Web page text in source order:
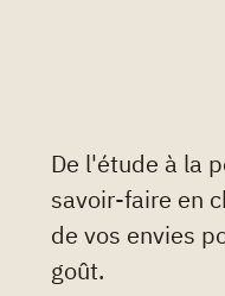
De l'étude à la
savoir-faire en
de vos envies
goût.